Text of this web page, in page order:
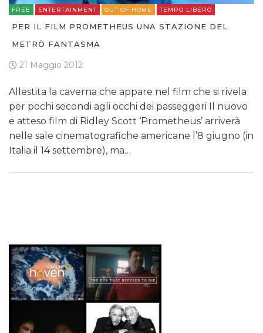
FREE ENTERTAINMENT OUT OF HOME TEMPO LIBERO
PER IL FILM PROMETHEUS UNA STAZIONE DEL
METRÒ FANTASMA
21 Maggio 2012
Allestita la caverna che appare nel film che si rivela
per pochi secondi agli occhi dei passeggeri Il nuovo
e atteso film di Ridley Scott ‘Prometheus’ arriverà
nelle sale cinematografiche americane l’8 giugno (in
Italia il 14 settembre), ma…